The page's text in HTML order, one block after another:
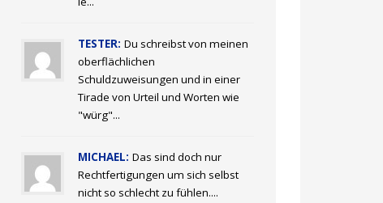
TESTER: Du schreibst von meinen
oberflächlichen
Schuldzuweisungen und in einer
Tirade von Urteil und Worten wie
"würg"...
MICHAEL: Das sind doch nur
Rechtfertigungen um sich selbst
nicht so schlecht zu fühlen....